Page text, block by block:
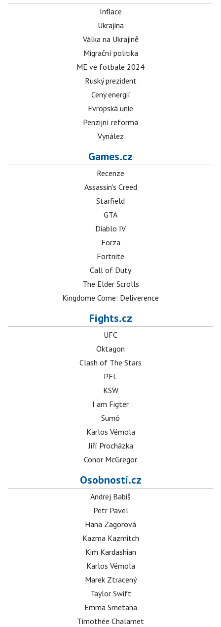
Inflace
Ukrajina
Válka na Ukrajině
Migrační politika
ME ve fotbale 2024
Ruský prezident
Ceny energií
Evropská unie
Penzijní reforma
Vynález
Games.cz
Recenze
Assassin's Creed
Starfield
GTA
Diablo IV
Forza
Fortnite
Call of Duty
The Elder Scrolls
Kingdome Come: Deliverence
Fights.cz
UFC
Oktagon
Clash of The Stars
PFL
KSW
I am Figter
Sumó
Karlos Vémola
Jiří Procházka
Conor McGregor
Osobnosti.cz
Andrej Babiš
Petr Pavel
Hana Zagorová
Kazma Kazmitch
Kim Kardashian
Karlos Vémola
Marek Ztracený
Taylor Swift
Emma Smetana
Timothée Chalamet